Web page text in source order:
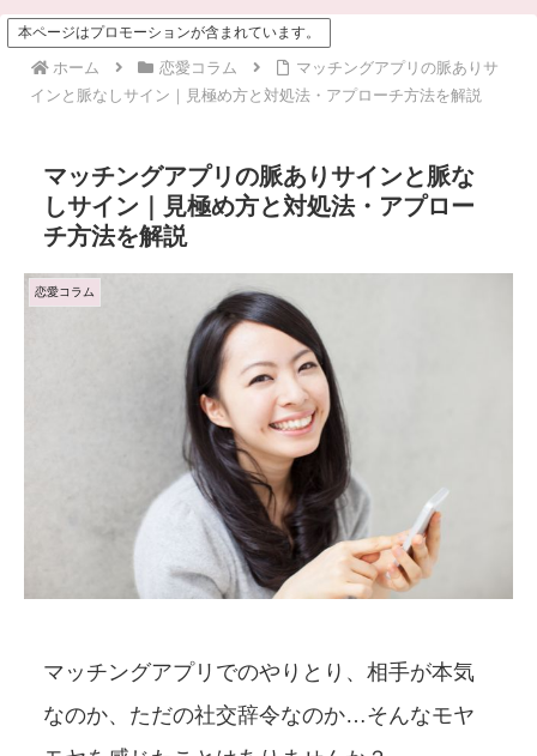
本ページはプロモーションが含まれています。
ホーム 恋愛コラム
マッチングアプリの脈ありサ
インと脈なしサイン｜見極め方と対処法・アプローチ方法を解説
マッチングアプリの脈ありサインと脈な
しサイン｜見極め方と対処法・アプロー
チ方法を解説
恋愛コラム
マッチングアプリでのやりとり、相手が本気
なのか、ただの社交辞令なのか…そんなモヤ